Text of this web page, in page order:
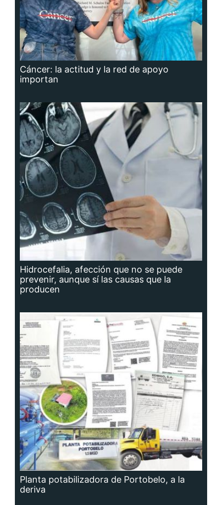
Cáncer: la actitud y la red de apoyo
importan
Hidrocefalia, afección que no se puede
prevenir, aunque sí las causas que la
producen
Planta potabilizadora de Portobelo, a la
deriva